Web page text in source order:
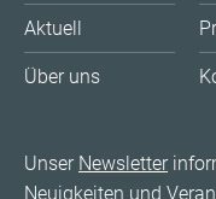
Aktuell
Über uns
Unser Newsletter
Neuigkeiten und